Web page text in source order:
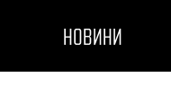
НОВИНИ